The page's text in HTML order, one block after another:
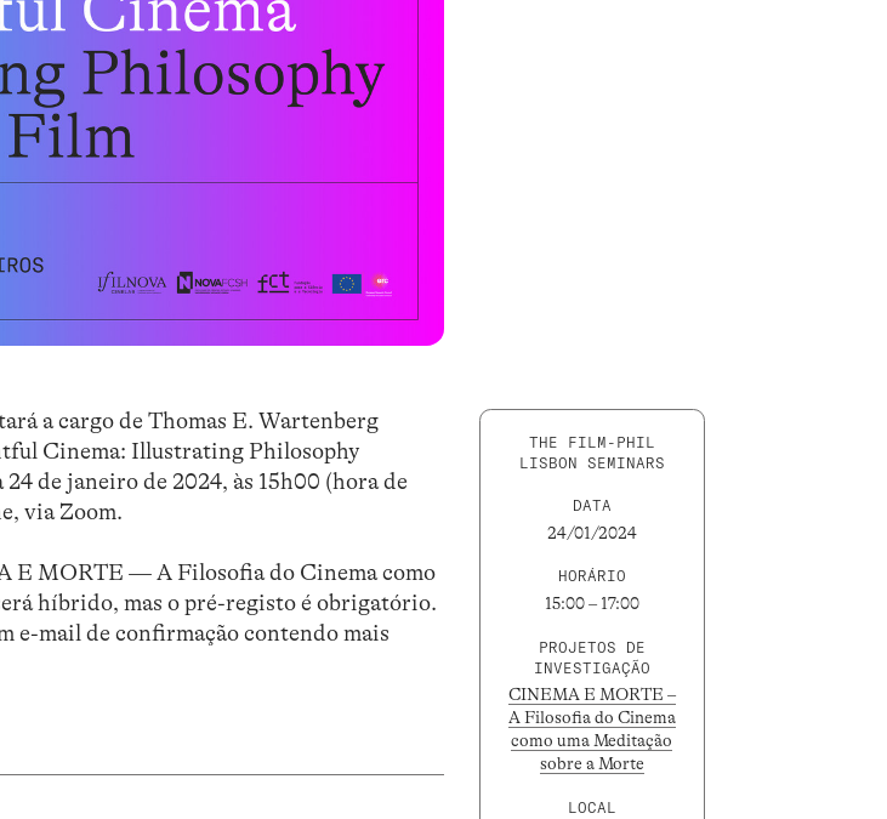
a cargo de Thomas E. Wartenberg
Cinema: Illustrating Philosophy
de janeiro de 2024, às 15h00 (hora de
via Zoom.
E MORTE — A Filosofia do Cinema como
híbrido, mas o pré-registo é obrigatório.
e-mail de confirmação contendo mais
THE FILM-PHIL
LISBON SEMINARS
DATA
24/01/2024
HORÁRIO
15:00 – 17:00
PROJETOS DE
INVESTIGAÇÃO
CINEMA E MORTE –
A Filosofia do Cinema
como uma Meditação
sobre a Morte
LOCAL